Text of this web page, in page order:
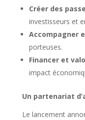
Créer des
investisseurs et
Accompagner
porteuses.
Financer et
impact
Un partenariat
Le lancement